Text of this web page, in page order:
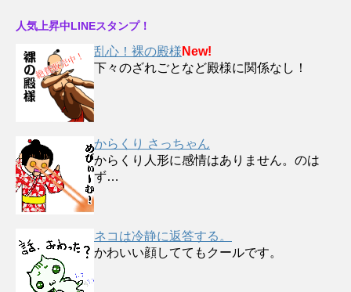
人気上昇中LINEスタンプ！
乱心！裸の殿様 New!
下々のざれごとなど殿様に関係なし！
からくり さっちゃん
からくり人形に感情はありません。のは
ず…
ネコは冷静に返答する。
かわいい顔しててもクールです。